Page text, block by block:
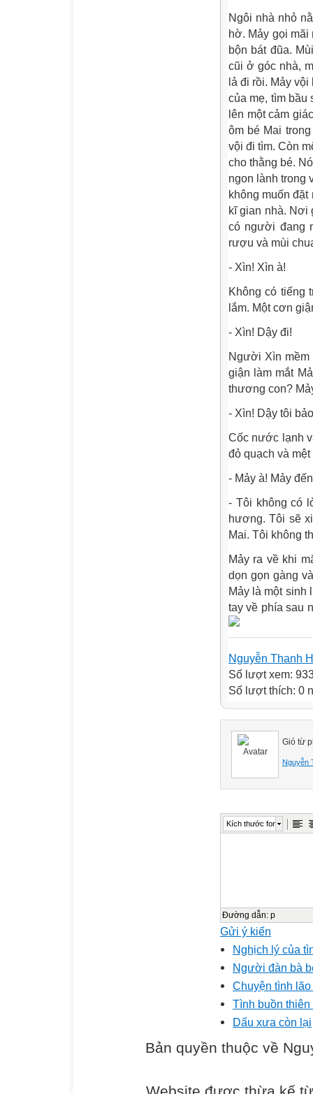
Ngôi nhà nhỏ
hờ. Mảy gọi
bộn bát đũa.
cũi ở góc nhà,
lả đi rồi. Mảy
của mẹ, tìm bầu
lên một cảm
ôm bé Mai
vội đi tìm. Còn
cho thằng bé.
ngon lành trong
không muốn
kĩ gian nhà. Nơi
có người đang
rượu và mùi
- Xìn! Xìn à!
Không có tiếng
lắm. Một cơn
- Xìn! Dậy đi!
Người Xìn
giận làm mắt
thương con?
- Xìn! Dậy tôi
Cốc nước lạnh
đỏ quạch và
- Mảy à! Mảy
- Tôi không có
hương. Tôi sẽ
Mai. Tôi không
Mảy ra về khi
dọn gọn gàng
Mảy là một sinh
tay về phía sau
Nguyễn Thanh
Số lượt xem:
Số lượt thích: 0
Gió từ
Nguyễn
Kích thước font
Đường dẫn: p
Gửi ý kiến
Nghịch lý của
Người đàn bà
Chuyện tình
Tình buồn thiên
Dấu xưa còn lại
Bản quyền thuộc về
Website được thừa kế